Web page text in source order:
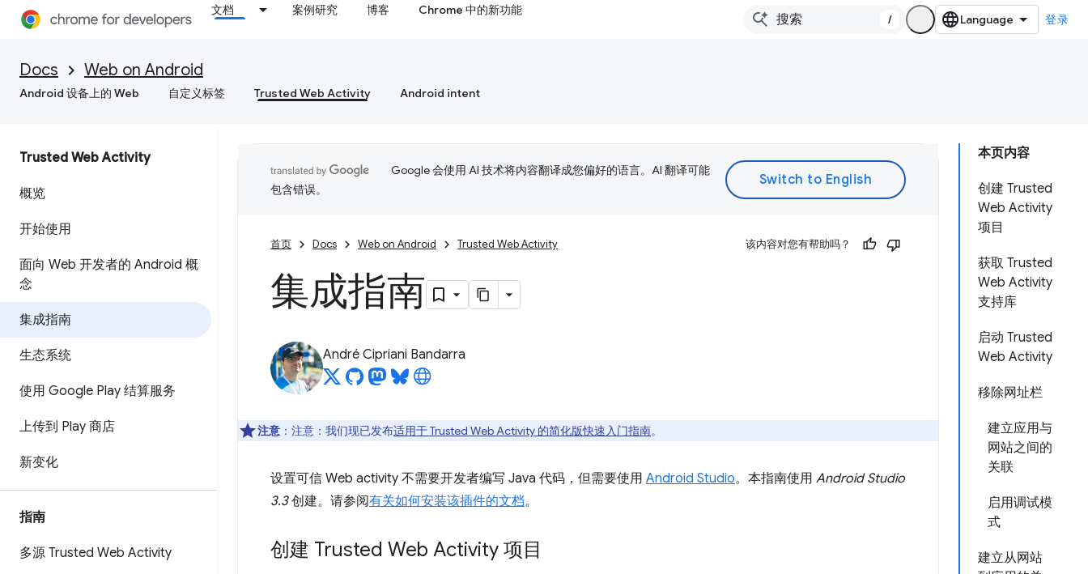
文档 案例研究 博客 Chrome 中的新功能
/ 登录
Docs Web on Android
Android 设备上的 Web 自定义标签 Trusted Web Activity Android intent
Trusted Web Activity
概览
开始使用
面向 Web 开发者的 Android 概
念
集成指南
生态系统
使用 Google Play 结算服务
上传到 Play 商店
新变化
指南
多源 Trusted Web Activity
本页内容
创建 Trusted
Web Activity
项目
获取 Trusted
Web Activity
支持库
启动 Trusted
Web Activity
移除网址栏
建立应用与
网站之间的
关联
启用调试模
式
建立从网站
Google 会使用 AI 技术将内容翻译成您偏好的语言。AI 翻译可能
包含错误。
首页 Docs Web on Android Trusted Web Activity 该内容对您有帮助吗？
集成指南
André Cipriani Bandarra
注意 ：注意：我们现已发布适用于 Trusted Web Activity 的简化版快速入门指南。
设置可信 Web activity 不需要开发者编写 Java 代码，但需要使用 Android Studio。本指南使用 Android Studio
3.3创建。请参阅有关如何安装该插件的文档。
创建 Trusted Web Activity 项目